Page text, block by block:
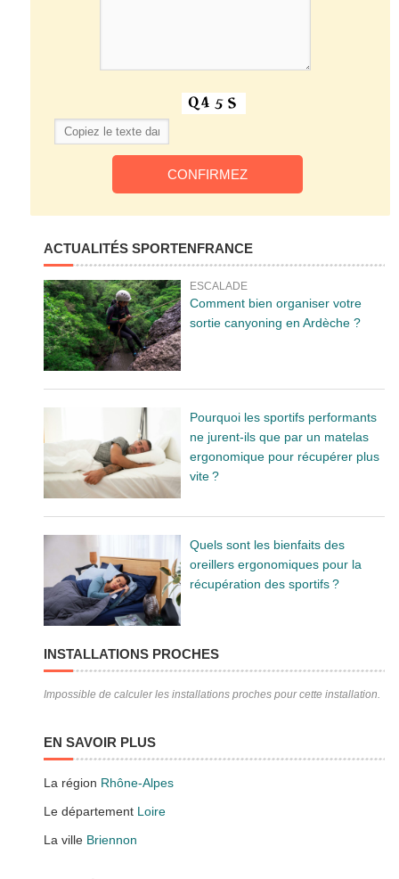
ACTUALITÉS SPORTENFRANCE
ESCALADE
Comment bien organiser votre
sortie canyoning en Ardèche ?
Pourquoi les sportifs performants
ne jurent-ils que par un matelas
ergonomique pour récupérer plus
vite ?
Quels sont les bienfaits des
oreillers ergonomiques pour la
récupération des sportifs ?
INSTALLATIONS PROCHES
Impossible de calculer les installations proches pour cette installation.
EN SAVOIR PLUS
La région Rhône-Alpes
Le département Loire
La ville Briennon